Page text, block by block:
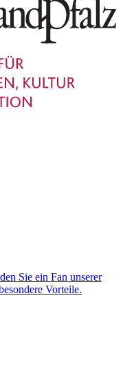
Sie ein Fan unserer
Vorteile.